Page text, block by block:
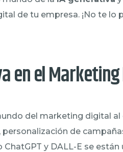
de tu empresa. ¡No te lo
en el
del marketing digital al
de
y DALL-E se